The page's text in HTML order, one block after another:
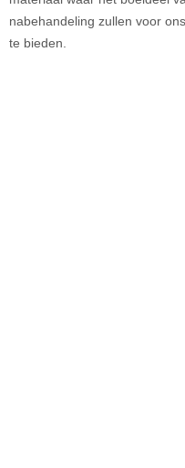
nabehandeling zullen voor
te bieden.